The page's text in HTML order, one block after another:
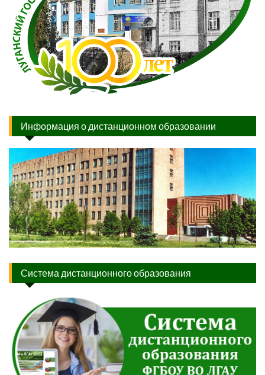
Информация о дистанционном образовании
Система дистанционного образования